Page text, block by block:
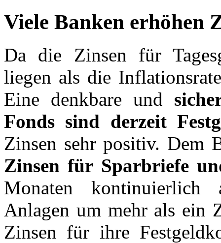
Viele Banken erhöhen
Da die Zinsen für
liegen als die
Eine denkbare und
Fonds sind derzeit
Zinsen sehr positiv. Dem
Zinsen für Sparbriefe
Monaten kontinuierlich
Anlagen um mehr als ein
Zinsen für ihre